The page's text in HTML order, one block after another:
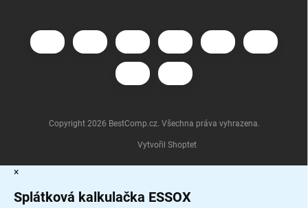
Vytvořil Shoptet
Copyright 2026 BestComp.cz. Všechna práva vyhrazena.
×
Splátková kalkulačka ESSOX